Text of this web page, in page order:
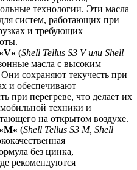
технологии. Эти масла
систем, работающих при
и требующих
V« (Shell Tellus S3 Vили Shell
масла с высоким
сохраняют текучесть при
и обеспечивают
при перегреве, что делает их
техники и
на открытом воздухе.
M« (Shell Tellus S3 M, Shell
без цинка,
рекомендуются